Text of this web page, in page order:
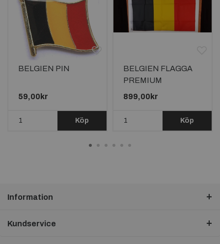
BELGIEN PIN
59,00kr
Köp
BELGIEN FLAGGA
PREMIUM
240X150CM FÖR
899,00kr
Köp
Information
Kundservice